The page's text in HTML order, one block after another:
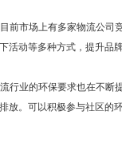
前市场上有多家物流公司
活动等多种方式，提升品
业的环保要求也在不断
放。可以积极参与社区的